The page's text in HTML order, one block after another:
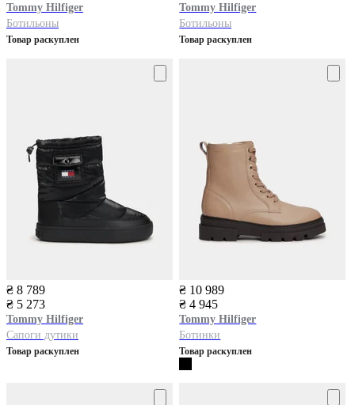
Tommy Hilfiger
Бoтильоны
Товар раскуплен
Tommy Hilfiger
Бoтильоны
Товар раскуплен
₴ 8 789
₴ 5 273
Tommy Hilfiger
Сапоги дутики
Товар раскуплен
₴ 10 989
₴ 4 945
Tommy Hilfiger
Ботинки
Товар раскуплен